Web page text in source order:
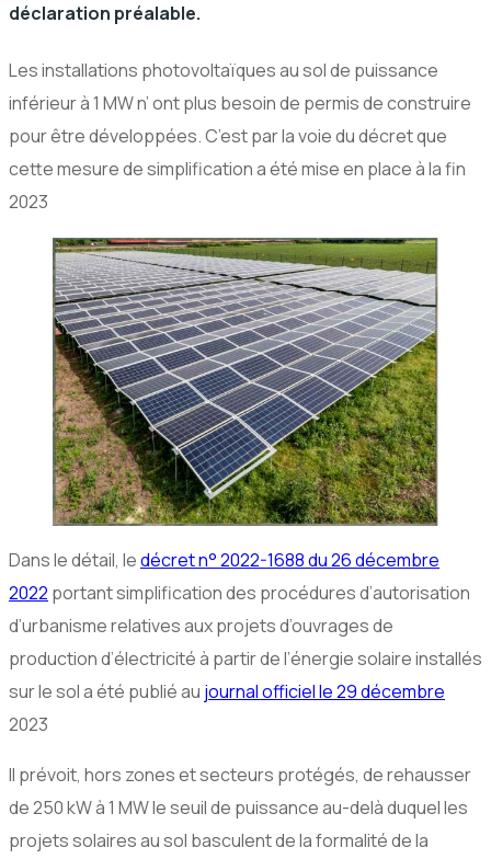
déclaration préalable.
Les installations photovoltaïques au sol de puissance
inférieur à 1 MW n’ ont plus besoin de permis de construire
pour être développées. C’est par la voie du décret que
cette mesure de simplification a été mise en place à la fin
2023
Dans le détail, ledécret n° 2022-1688 du 26 décembre
2022 portant simplification des procédures d’autorisation
d’urbanisme relatives aux projets d’ouvrages de
production d’électricité à partir de l’énergie solaire installés
sur le sol a été publié au journal officiel le 29 décembre
2023
Il prévoit, hors zones et secteurs protégés, de rehausser
de 250 kW à 1 MW le seuil de puissance au-delà duquel les
projets solaires au sol basculent de la formalité de la